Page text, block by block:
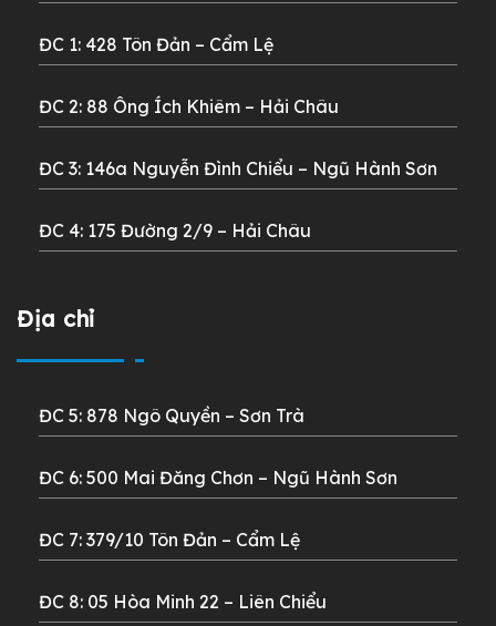
ĐC 1: 428 Tôn Đản – Cẩm Lệ
ĐC 2: 88 Ông Ích Khiêm – Hải Châu
ĐC 3: 146a Nguyễn Đình Chiểu – Ngũ Hành Sơn
ĐC 4: 175 Đường 2/9 – Hải Châu
Địa chỉ
ĐC 5: 878 Ngô Quyền – Sơn Trà
ĐC 6: 500 Mai Đăng Chơn – Ngũ Hành Sơn
ĐC 7: 379/10 Tôn Đản – Cẩm Lệ
ĐC 8: 05 Hòa Minh 22 – Liên Chiểu